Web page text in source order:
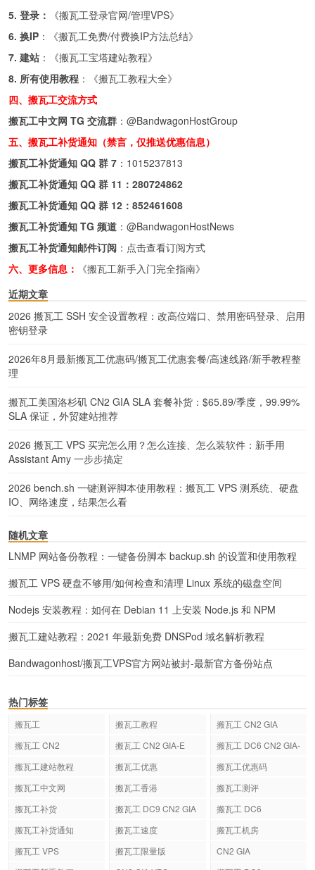
5. 登录：
《搬瓦工登录官网/管理VPS》
6. 换IP ：《搬瓦工免费/付费换IP方法总结》
7. 建站 ：《搬瓦工宝塔建站教程》
8. 所有使用教程 ：《搬瓦工教程大全》
四、搬瓦工交流方式
搬瓦工中文网 TG 交流群 ： @BandwagonHostGroup
五、搬瓦工补货通知（禁言，仅推送优惠信息）
搬瓦工补货通知 QQ 群 7 ： 1015237813
搬瓦工补货通知 QQ 群 11： 280724862
搬瓦工补货通知 QQ 群 12： 852461608
搬瓦工补货通知 TG 频道 ： @BandwagonHostNews
搬瓦工补货通知邮件订阅 ： 点击查看订阅方式
六、更多信息：
《搬瓦工新手入门完全指南》
近期文章
2026 搬瓦工 SSH 安全设置教程：改高位端口、禁用密码登录、启用
密钥登录
2026年8月最新搬瓦工优惠码/搬瓦工优惠套餐/高速线路/新手教程整
理
搬瓦工美国洛杉矶 CN2 GIA SLA 套餐补货：$65.89/季度，99.99%
SLA 保证，外贸建站推荐
2026 搬瓦工 VPS 买完怎么用？怎么连接、怎么装软件：新手用
Assistant Amy 一步步搞定
2026 bench.sh 一键测评脚本使用教程：搬瓦工 VPS 测系统、硬盘
IO、网络速度，结果怎么看
随机文章
LNMP 网站备份教程：一键备份脚本 backup.sh 的设置和使用教程
搬瓦工 VPS 硬盘不够用/如何检查和清理 Linux 系统的磁盘空间
Nodejs 安装教程：如何在 Debian 11 上安装 Node.js 和 NPM
搬瓦工建站教程：2021 年最新免费 DNSPod 域名解析教程
Bandwagonhost/搬瓦工VPS官方网站被封-最新官方备份站点
热门标签
搬瓦工 搬瓦工教程
搬瓦工 CN2 GIA
搬瓦工 CN2
搬瓦工 CN2 GIA-E
搬瓦工 DC6 CN2 GIA-
搬瓦工建站教程 搬瓦工优惠
搬瓦工优惠码
搬瓦工中文网
搬瓦工香港
搬瓦工测评
搬瓦工补货
搬瓦工 DC9 CN2 GIA
搬瓦工 DC6
搬瓦工补货通知
搬瓦工速度
搬瓦工机房
搬瓦工 VPS
搬瓦工限量版
CN2 GIA